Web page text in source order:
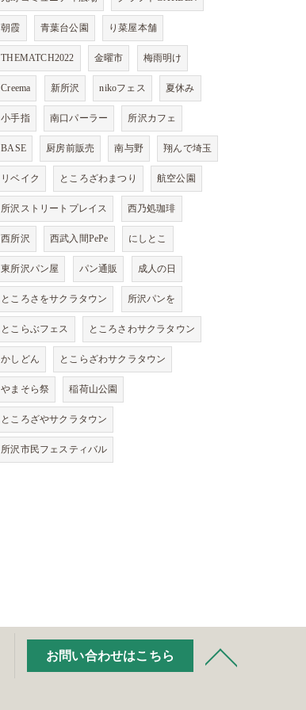
朝霞 青葉台公園 り菜屋本舗
THEMATCH2022 金曜市 梅雨明け
Creema 新所沢 nikoフェス 夏休み
小手指 南口パーラー 所沢カフェ
BASE 厨房前販売 南与野 翔んで埼玉
リベイク ところざわまつり 航空公園
所沢ストリートプレイス 西乃処珈琲
西所沢 西武入間PePe にしとこ
東所沢パン屋 パン通販 成人の日
ところさをサクラタウン 所沢パンを
とこらぶフェス ところさわサクラタウン
かしどん とこらざわサクラタウン
やまそら祭 稲荷山公園
ところざやサクラタウン
所沢市民フェスティバル
お問い合わせはこちら